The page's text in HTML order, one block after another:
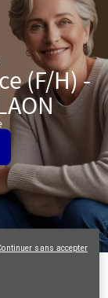
(F/H) -
sans accepter